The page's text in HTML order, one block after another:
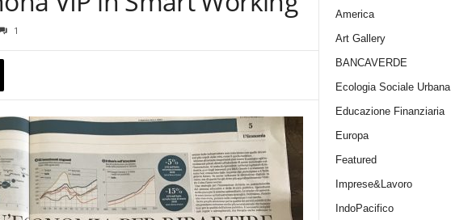
1
America
Art Gallery
BANCAVERDE
Ecologia Sociale Urbana
Educazione Finanziaria
Europa
Featured
Imprese&Lavoro
IndoPacifico